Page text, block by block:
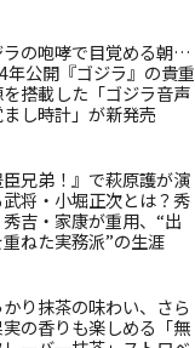
ラの咆哮で目覚める朝…
年公開『ゴジラ』の貴重
搭載した「ゴジラ音声
まし時計」が新発売
臣兄弟！』で萩原護が演
武将・小堀正次とは？秀
吉・家康が重用、“出
ねた実務派”の生涯
かり抹茶の味わい、さら
実の香りも楽しめる「無